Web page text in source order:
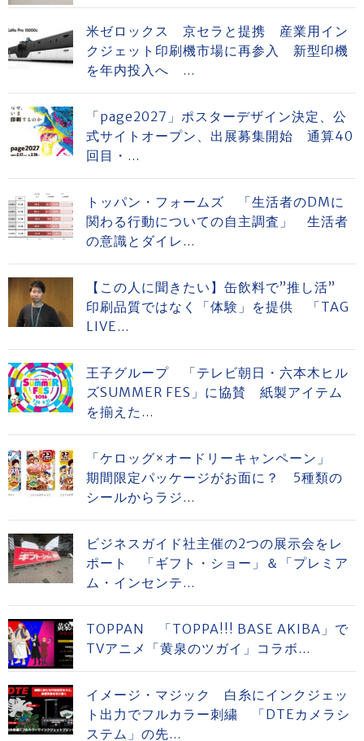
米ゼロックス 京セラと提携 産業用イン
クジェット印刷機市場に再参入 新型印機
を年内投入へ ...
「page2027」ポスターデザイン決定、公
式サイトオープン、出展募集開始 通算40
回目・...
トッパン・フォームズ 「生活者のDMに
関わる行動についての自主調査」 生活者
の意識とダイレ...
【この人に聞きたい】缶飲料で”推し活”
印刷品質ではなく「体験」を提供 「TAG
LIVE...
王子グループ 「テレビ朝日・六本木ヒル
ズSUMMER FES」に協賛 紙製アイテム
を揃えた...
「ケロッグ×オードリーキャンペーン」
期間限定パッケージがお面に？ 5種類の
シールからラジ...
ビジネスガイド社主催の2つの展示会をレ
ポート 「ギフト・ショー」＆「プレミア
ム・インセンテ...
TOPPAN 「TOPPA!!! BASE AKIBA」で
TVアニメ「黄泉のツガイ」コラボ...
イメージ・マジック 白糸にインクジェッ
ト出力でフルカラー刺繍 「DTEカメラシ
ステム」の先...